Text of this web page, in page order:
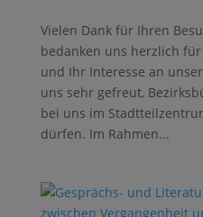
Vielen Dank für Ihren
bedanken uns herzlich
und Ihr Interesse an
uns sehr gefreut,
bei uns im
dürfen. Im Rahmen...